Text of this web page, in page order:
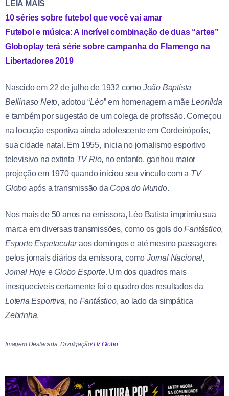
LEIA MAIS
10 séries sobre futebol que você vai amar
Futebol e música: A incrível combinação de duas “artes”
Globoplay terá série sobre campanha do Flamengo na
Libertadores 2019
Nascido em 22 de julho de 1932 como João Baptista
Bellinaso Neto, adotou “Léo” em homenagem a mãeLeonilda
e também por sugestão de um colega de profissão. Começou
na locução esportiva ainda adolescente em Cordeirópolis,
sua cidade natal. Em 1955, inicia no jornalismo esportivo
televisivo na extinta TV Rio, no entanto, ganhou maior
projeção em 1970 quando iniciou seu vínculo com a TV
Globo após a transmissão da Copa do Mundo.
Nos mais de 50 anos na emissora, Léo Batista imprimiu sua
marca em diversas transmissões, como os gols doFantástico,
Esporte Espetacularaos domingos e até mesmo passagens
pelos jornais diários da emissora, comoJornal Nacional,
Jornal HojeeGlobo Esporte. Um dos quadros mais
inesquecíveis certamente foi o quadro dos resultados da
Loteria Esportiva, no Fantástico, ao lado da simpática
Zebrinha.
Imagem Destacada: Divulgação/TV Globo